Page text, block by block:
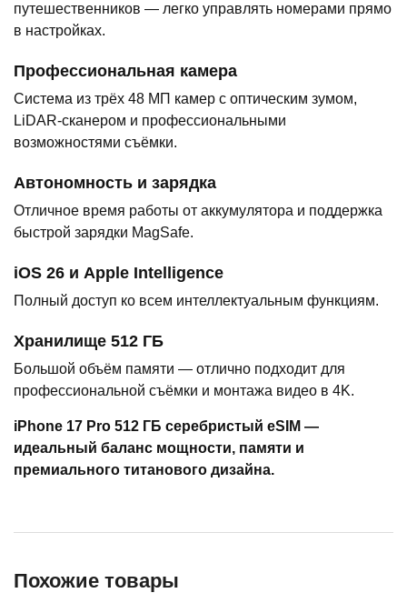
путешественников — легко управлять номерами прямо
в настройках.
Профессиональная камера
Система из трёх 48 МП камер с оптическим зумом,
LiDAR-сканером и профессиональными
возможностями съёмки.
Автономность и зарядка
Отличное время работы от аккумулятора и поддержка
быстрой зарядки MagSafe.
iOS 26 и Apple Intelligence
Полный доступ ко всем интеллектуальным функциям.
Хранилище 512 ГБ
Большой объём памяти — отлично подходит для
профессиональной съёмки и монтажа видео в 4K.
iPhone 17 Pro 512 ГБ серебристый eSIM —
идеальный баланс мощности, памяти и
премиального титанового дизайна.
Похожие товары